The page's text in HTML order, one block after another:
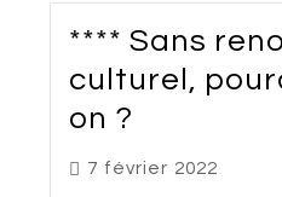
**** Sans
culturel,
on ?
7 février 2022